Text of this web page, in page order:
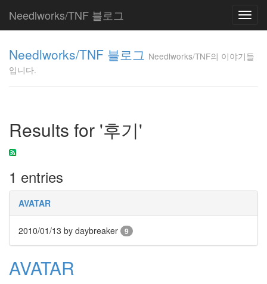
Needlworks/TNF 블로그
Needlworks/TNF 블로그 Needlworks/TNF의 이야기들
입니다.
Results for '후기'
1 entries
AVATAR
2010/01/13 by daybreaker 9
AVATAR
의 이야기들입니
Tag
Cloud
칵
테
해
질
술